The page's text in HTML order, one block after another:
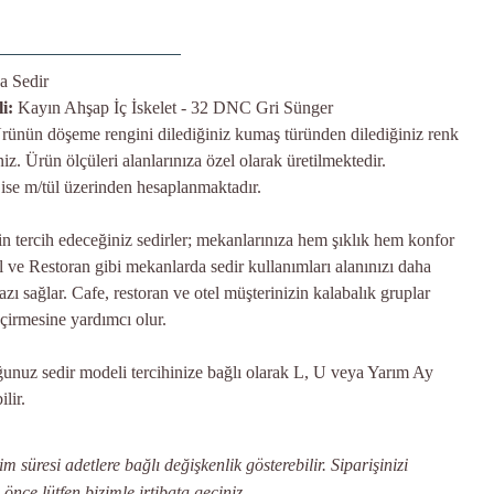
Sedir
Kayın Ahşap İç İskelet - 32 DNC Gri Sünger
döşeme rengini dilediğiniz kumaş türünden dilediğiniz renk
Ürün ölçüleri alanlarınıza özel olarak üretilmektedir.
m/tül üzerinden hesaplanmaktadır.
tercih edeceğiniz sedirler; mekanlarınıza hem şıklık hem konfor
Restoran gibi mekanlarda sedir kullanımları alanınızı daha
sağlar. Cafe, restoran ve otel müşterinizin kalabalık gruplar
yardımcı olur.
sedir modeli tercihinize bağlı olarak L, U veya Yarım Ay
süresi adetlere bağlı değişkenlik gösterebilir. Siparişinizi